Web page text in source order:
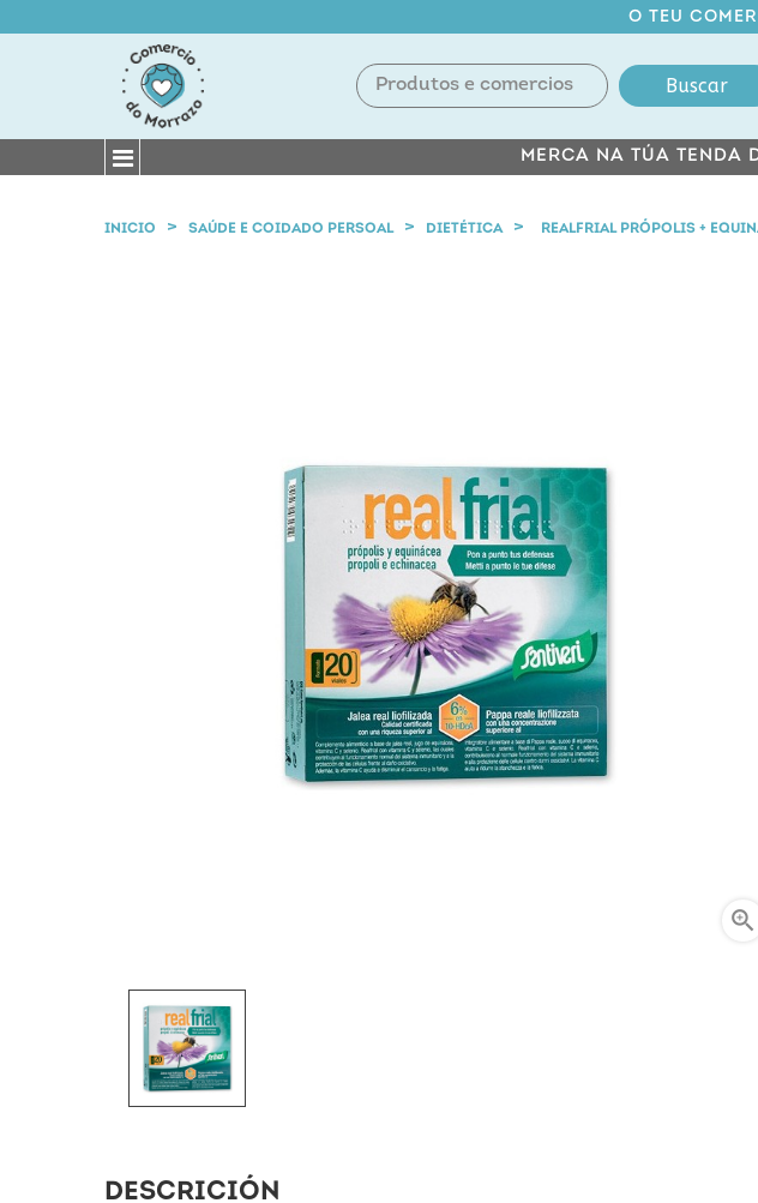
O TEU
Buscar
MERCA NA TÚA TENDA
INICIO SAÚDE E COIDADO PERSOAL DIETÉTICA REALFRIAL PRÓPOLIS +

DESCRICIÓN